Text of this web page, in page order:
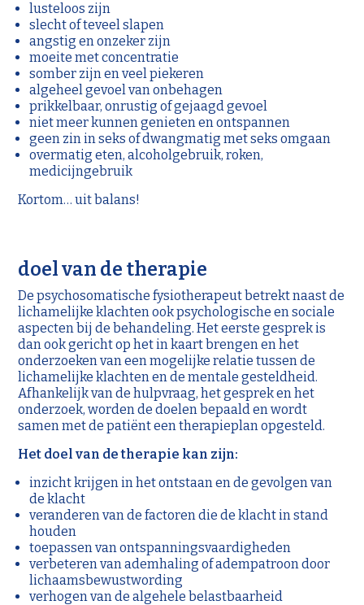
lusteloos zijn
slecht of teveel slapen
angstig en onzeker zijn
moeite met concentratie
somber zijn en veel piekeren
algeheel gevoel van onbehagen
prikkelbaar, onrustig of gejaagd gevoel
niet meer kunnen genieten en ontspannen
geen zin in seks of dwangmatig met seks omgaan
overmatig eten, alcoholgebruik, roken,
medicijngebruik
Kortom… uit balans!
doel van de therapie
De psychosomatische fysiotherapeut betrekt naast de
lichamelijke klachten ook psychologische en sociale
aspecten bij de behandeling. Het eerste gesprek is
dan ook gericht op het in kaart brengen en het
onderzoeken van een mogelijke relatie tussen de
lichamelijke klachten en de mentale gesteldheid.
Afhankelijk van de hulpvraag, het gesprek en het
onderzoek, worden de doelen bepaald en wordt
samen met de patiënt een therapieplan opgesteld.
Het doel van de therapie kan zijn:
inzicht krijgen in het ontstaan en de gevolgen van
de klacht
veranderen van de factoren die de klacht in stand
houden
toepassen van ontspanningsvaardigheden
verbeteren van ademhaling of adempatroon door
lichaamsbewustwording
verhogen van de algehele belastbaarheid